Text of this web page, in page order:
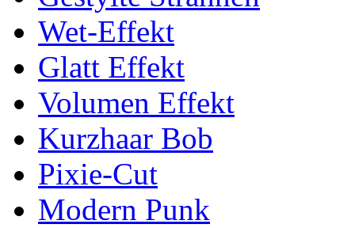
Wet-Effekt
Glatt Effekt
Volumen Effekt
Kurzhaar Bob
Pixie-Cut
Modern Punk